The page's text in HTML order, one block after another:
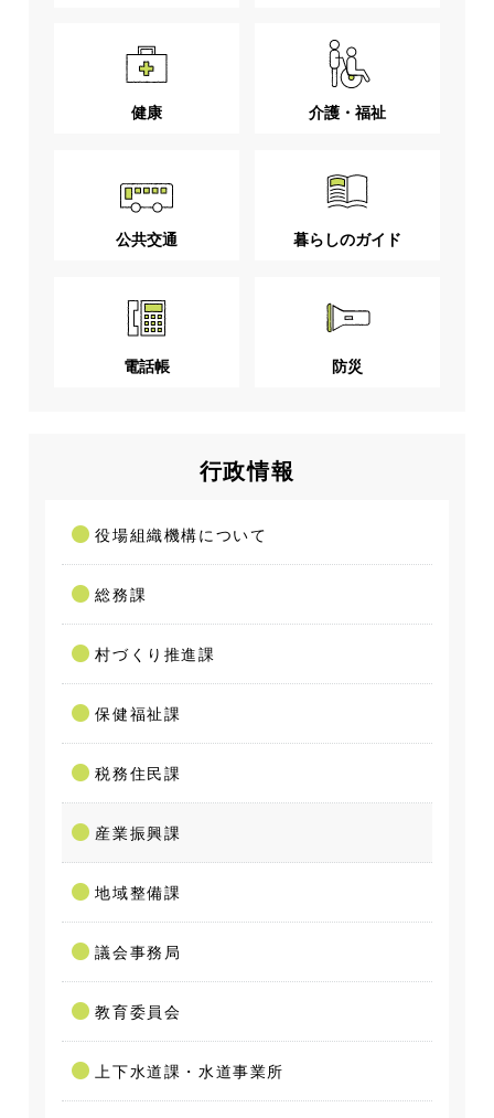
健康 介護・福祉
公共交通 暮らしのガイド
電話帳 防災
行政情報
役場組織機構について
総務課
村づくり推進課
保健福祉課
税務住民課
産業振興課
地域整備課
議会事務局
教育委員会
上下水道課・水道事業所